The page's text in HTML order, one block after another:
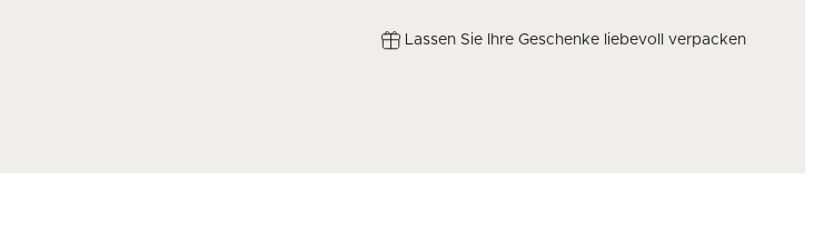
Lassen Sie Ihre Geschenke liebevoll verpacken